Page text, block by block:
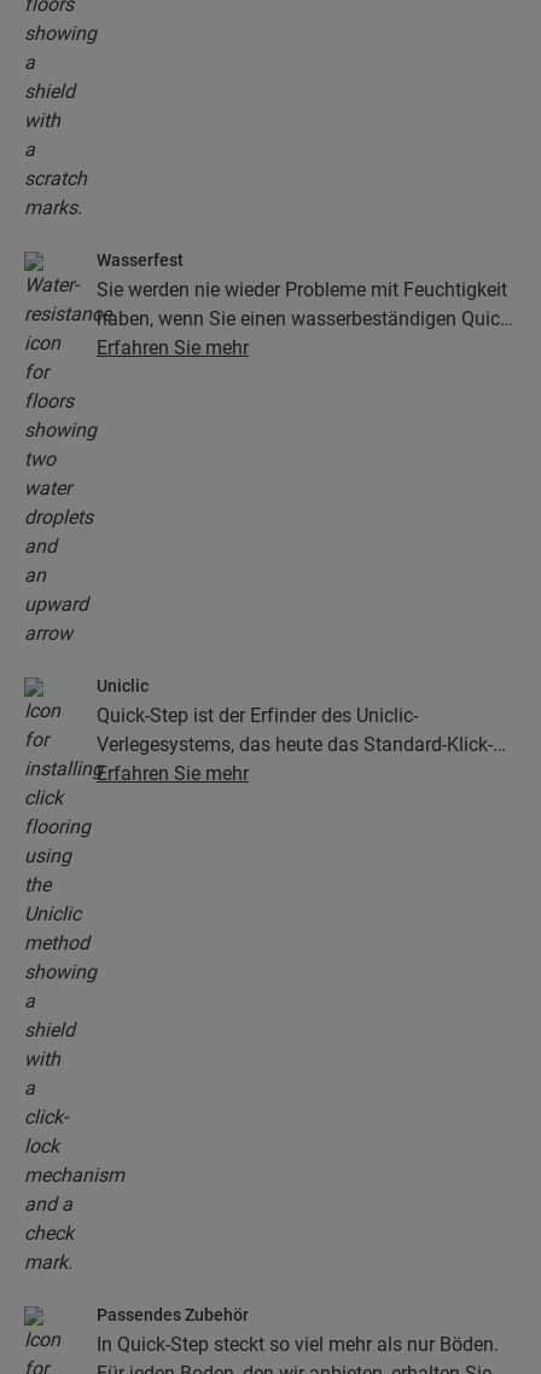
Wasserfest
Sie werden nie wieder Probleme mit Feuchtigkeit
haben, wenn Sie einen wasserbeständigen Quick-
Step-Boden wählen. Unsere Böden sehen nicht
Reinigung so einfach wie niemals zuvor!
Erfahren Sie mehr
Uniclic
Quick-Step ist der Erfinder des Uniclic-
Verlegesystems, das heute das Standard-Klick-
System ist. Mit dem revolutionären und
Erfahren Sie mehr
Passendes Zubehör
In Quick-Step steckt so viel mehr als nur Böden.